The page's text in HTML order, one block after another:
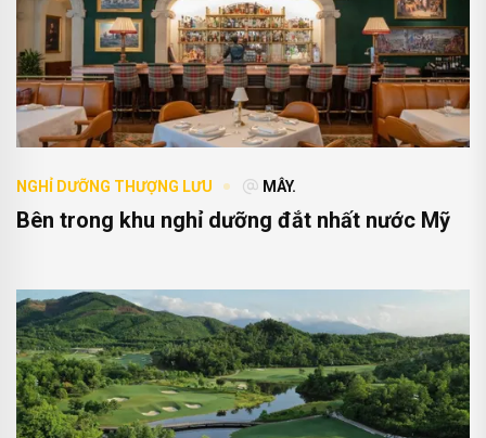
NGHỈ DƯỠNG THƯỢNG LƯU MÂY.
Bên trong khu nghỉ dưỡng đắt nhất nước Mỹ